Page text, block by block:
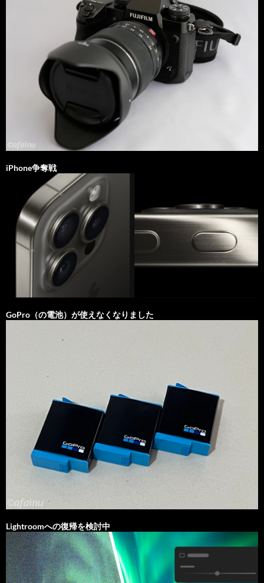
iPhone争奪戦
GoPro（の電池）が使えなくなりました
Lightroomへの復帰を検討中